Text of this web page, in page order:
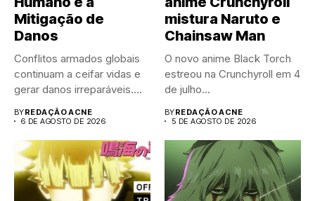
Mitigação de
Danos
Conflitos armados globais
continuam a ceifar vidas e
gerar danos irreparáveis.
BYREDAÇÃO ACNE
6 DE AGOSTO DE 2026
mistura Naruto e
Chainsaw Man
O novo anime Black Torch
estreou na Crunchyroll em 4
de julho...
BYREDAÇÃO ACNE
5 DE AGOSTO DE 2026